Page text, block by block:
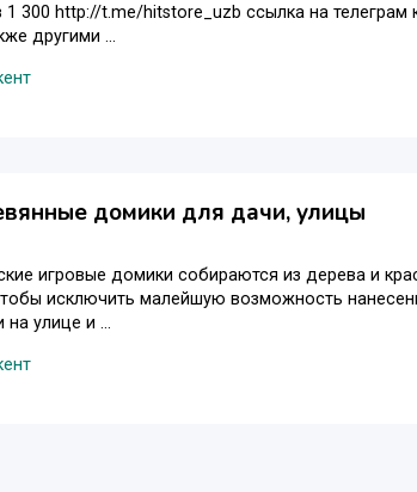
1 300 http://t.me/hitstore_uzb ссылка на
другими ...
домики для дачи, улицы
игровые домики собираются из дерева и
исключить малейшую возможность
улице и ...